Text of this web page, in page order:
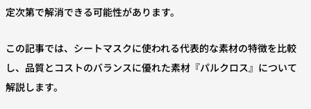
定次第で解消できる可能性があります。
この記事では、シートマスクに使われる代表的な素材の特徴を比較
し、品質とコストのバランスに優れた素材『パルクロス』について
解説します。